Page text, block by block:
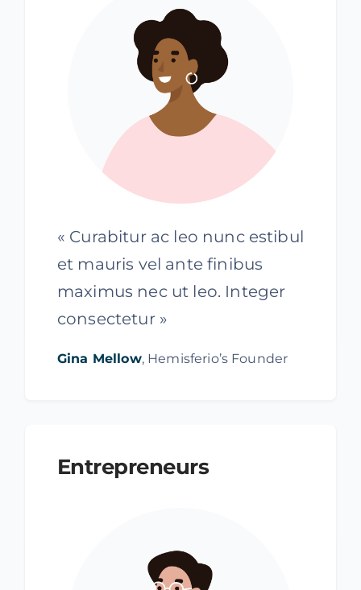
« Curabitur ac leo nunc estibul
et mauris vel ante finibus
maximus nec ut leo. Integer
consectetur »
Gina Mellow, Hemisferio’s Founder
Entrepreneurs